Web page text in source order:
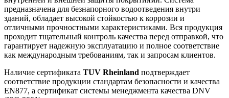
предназначена для безнапорного водоотведения внутри
зданий, обладает высокой стойкостью к коррозии и
отличными прочностными характеристиками. Вся продукция
проходит тщательный контроль качества перед отправкой, что
гарантирует надежную эксплуатацию и полное соответствие
как международным требованиям, так и запросам клиентов.
Наличие сертификата TUV Rheinland подтверждает
соответствие продукции стандартам безопасности и качества
EN877, а сертификат системы менеджмента качества DNV